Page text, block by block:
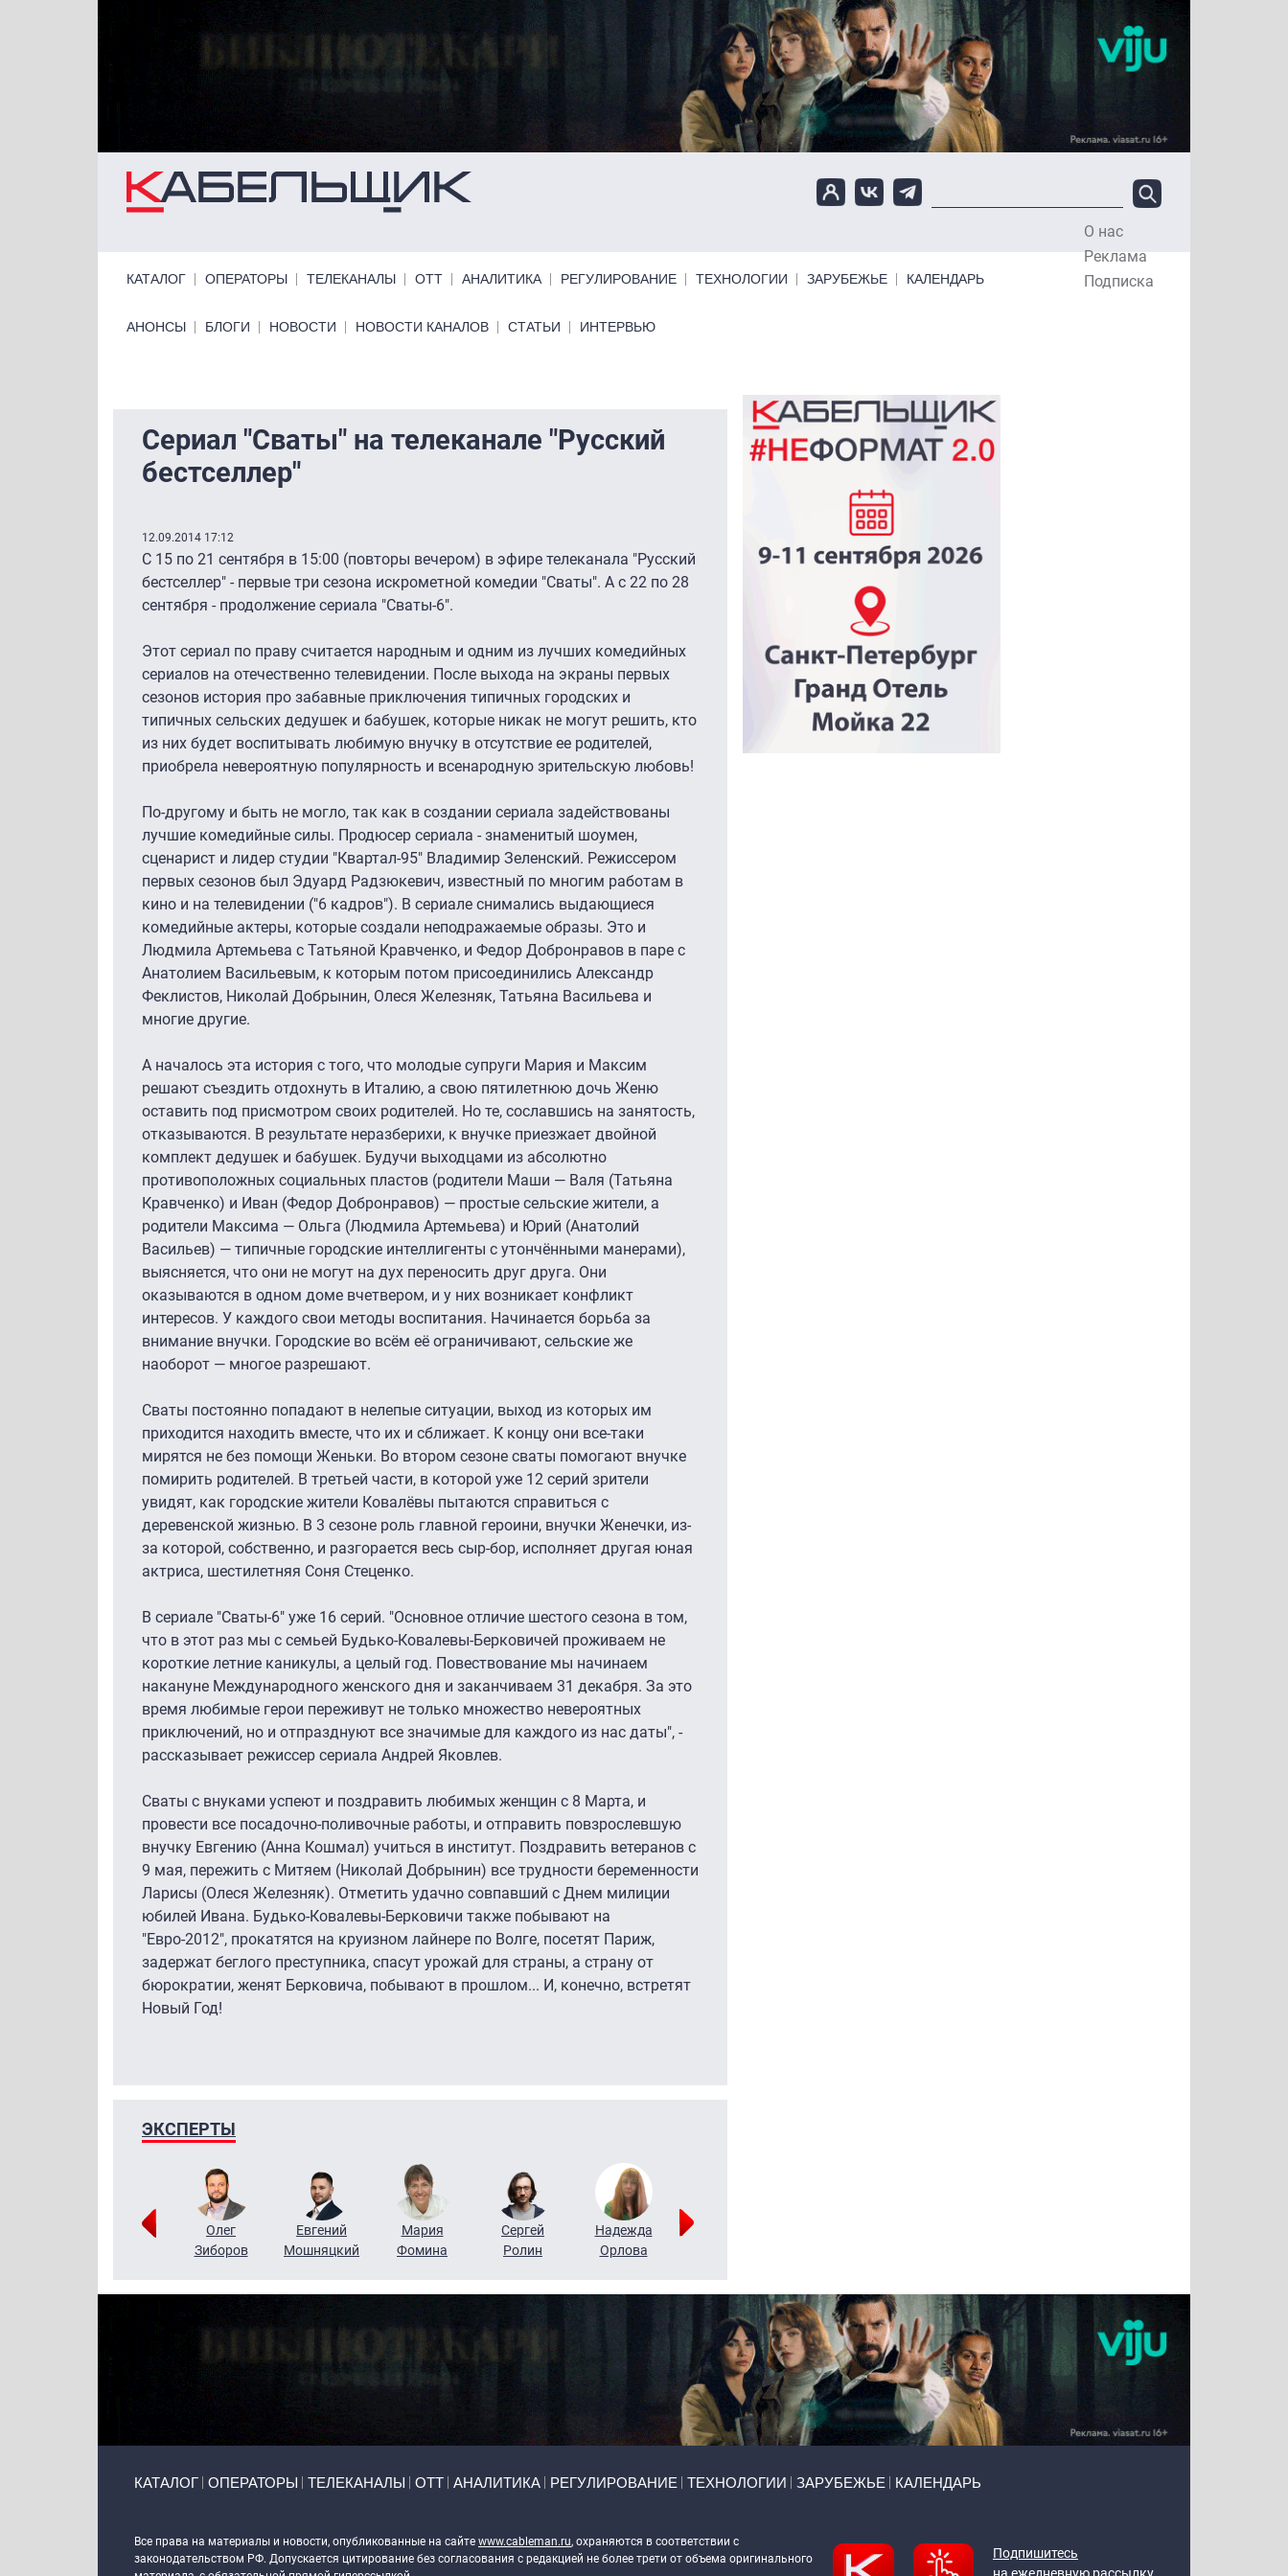
О нас
Реклама
Подписка
КАТАЛОГ ОПЕРАТОРЫ ТЕЛЕКАНАЛЫ ОТТ АНАЛИТИКА РЕГУЛИРОВАНИЕ ТЕХНОЛОГИИ ЗАРУБЕЖЬЕ КАЛЕНДАРЬ
Primary links bottom
АНОНСЫ БЛОГИ НОВОСТИ НОВОСТИ КАНАЛОВ СТАТЬИ ИНТЕРВЬЮ
Сериал "Сваты" на телеканале "Русский
бестселлер"
12.09.2014 17:12
С 15 по 21 сентября в 15:00 (повторы вечером) в эфире телеканала "Русский
бестселлер" - первые три сезона искрометной комедии "Сваты". А с 22 по 28
сентября - продолжение сериала "Сваты-6".
Этот сериал по праву считается народным и одним из лучших комедийных
сериалов на отечественно телевидении. После выхода на экраны первых
сезонов история про забавные приключения типичных городских и
типичных сельских дедушек и бабушек, которые никак не могут решить, кто
из них будет воспитывать любимую внучку в отсутствие ее родителей,
приобрела невероятную популярность и всенародную зрительскую любовь!
По-другому и быть не могло, так как в создании сериала задействованы
лучшие комедийные силы. Продюсер сериала - знаменитый шоумен,
сценарист и лидер студии "Квартал-95" Владимир Зеленский. Режиссером
первых сезонов был Эдуард Радзюкевич, известный по многим работам в
кино и на телевидении ("6 кадров"). В сериале снимались выдающиеся
комедийные актеры, которые создали неподражаемые образы. Это и
Людмила Артемьева с Татьяной Кравченко, и Федор Добронравов в паре с
Анатолием Васильевым, к которым потом присоединились Александр
Феклистов, Николай Добрынин, Олеся Железняк, Татьяна Васильева и
многие другие.
А началось эта история с того, что молодые супруги Мария и Максим
решают съездить отдохнуть в Италию, а свою пятилетнюю дочь Женю
оставить под присмотром своих родителей. Но те, сославшись на занятость,
отказываются. В результате неразберихи, к внучке приезжает двойной
комплект дедушек и бабушек. Будучи выходцами из абсолютно
противоположных социальных пластов (родители Маши — Валя (Татьяна
Кравченко) и Иван (Федор Добронравов) — простые сельские жители, а
родители Максима — Ольга (Людмила Артемьева) и Юрий (Анатолий
Васильев) — типичные городские интеллигенты с утончёнными манерами),
выясняется, что они не могут на дух переносить друг друга. Они
оказываются в одном доме вчетвером, и у них возникает конфликт
интересов. У каждого свои методы воспитания. Начинается борьба за
внимание внучки. Городские во всём её ограничивают, сельские же
наоборот — многое разрешают.
Сваты постоянно попадают в нелепые ситуации, выход из которых им
приходится находить вместе, что их и сближает. К концу они все-таки
мирятся не без помощи Женьки. Во втором сезоне сваты помогают внучке
помирить родителей. В третьей части, в которой уже 12 серий зрители
увидят, как городские жители Ковалёвы пытаются справиться с
деревенской жизнью. В 3 сезоне роль главной героини, внучки Женечки, из-
за которой, собственно, и разгорается весь сыр-бор, исполняет другая юная
актриса, шестилетняя Соня Стеценко.
В сериале "Сваты-6" уже 16 серий. "Основное отличие шестого сезона в том,
что в этот раз мы с семьей Будько-Ковалевы-Берковичей проживаем не
короткие летние каникулы, а целый год. Повествование мы начинаем
накануне Международного женского дня и заканчиваем 31 декабря. За это
время любимые герои переживут не только множество невероятных
приключений, но и отпразднуют все значимые для каждого из нас даты", -
рассказывает режиссер сериала Андрей Яковлев.
Сваты с внуками успеют и поздравить любимых женщин с 8 Марта, и
провести все посадочно-поливочные работы, и отправить повзрослевшую
внучку Евгению (Анна Кошмал) учиться в институт. Поздравить ветеранов с
9 мая, пережить с Митяем (Николай Добрынин) все трудности беременности
Ларисы (Олеся Железняк). Отметить удачно совпавший с Днем милиции
юбилей Ивана. Будько-Ковалевы-Берковичи также побывают на
"Евро-2012", прокатятся на круизном лайнере по Волге, посетят Париж,
задержат беглого преступника, спасут урожай для страны, а страну от
бюрократии, женят Берковича, побывают в прошлом... И, конечно, встретят
Новый Год!
ЭКСПЕРТЫ
Григорий
Олег
Зиборов
Евгений
Мошняцкий
Мария
Фомина
Сергей
Ролин
Надежда
Орлова
КАТАЛОГ ОПЕРАТОРЫ ТЕЛЕКАНАЛЫ ОТТ АНАЛИТИКА РЕГУЛИРОВАНИЕ ТЕХНОЛОГИИ ЗАРУБЕЖЬЕ КАЛЕНДАРЬ
Все права на материалы и новости, опубликованные на сайте www.cableman.ru, охраняются в соответствии с
законодательством РФ. Допускается цитирование без согласования с редакцией не более трети от объема оригинального
Подпишитесь